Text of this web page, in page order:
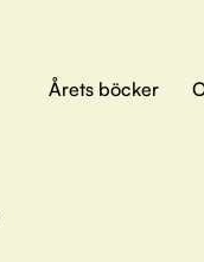
Årets böcker